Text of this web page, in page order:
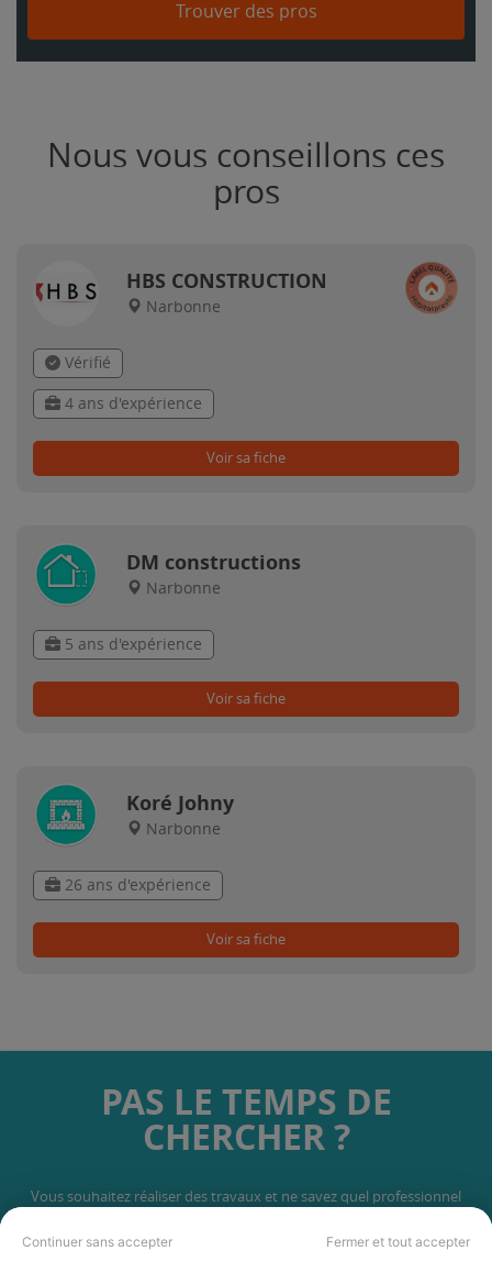
Continuer sans accepter Fermer et tout accepter
Trouver des pros
Nous vous conseillons ces
pros
HBS CONSTRUCTION
Narbonne
Vérifié
4 ans d'expérience
Voir sa fiche
DM constructions
Narbonne
5 ans d'expérience
Voir sa fiche
Koré Johny
Narbonne
26 ans d'expérience
Voir sa fiche
PAS LE TEMPS DE
CHERCHER ?
Vous souhaitez réaliser des travaux et ne savez quel professionnel
professionnels partout en France.